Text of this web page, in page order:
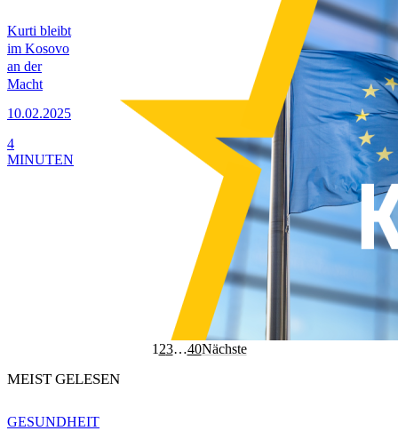
Kurti bleibt
im Kosovo
an der
Macht
10.02.2025
4
MINUTEN
1 23…40Nächste
MEIST GELESEN
GESUNDHEIT